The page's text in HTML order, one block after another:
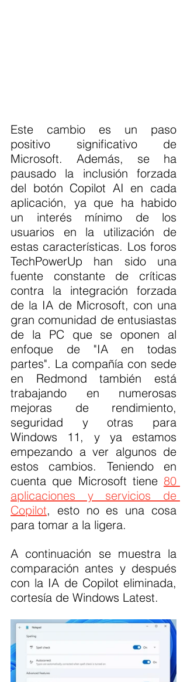
Este cambio es un paso
positivo significativo de
Microsoft. Además, se ha
pausado la inclusión forzada
del botón Copilot AI en cada
aplicación, ya que ha habido
un interés mínimo de los
usuarios en la utilización de
estas características. Los foros
TechPowerUp han sido una
fuente constante de críticas
contra la integración forzada
de la IA de Microsoft, con una
gran comunidad de entusiastas
de la PC que se oponen al
enfoque de "IA en todas
partes". La compañía con sede
en Redmond también está
trabajando en numerosas
mejoras de rendimiento,
seguridad y otras para
Windows 11, y ya estamos
empezando a ver algunos de
estos cambios. Teniendo en
cuenta que Microsoft tiene 80
aplicaciones y servicios de
Copilot, esto no es una cosa
para tomar a la ligera.
A continuación se muestra la
comparación antes y después
con la IA de Copilot eliminada,
cortesía de Windows Latest.